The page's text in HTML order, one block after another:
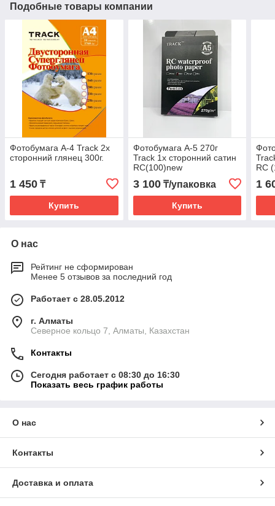
Подобные товары компании
Фотобумага А-4 Track 2х
сторонний глянец 300г.
1 450 ₸
Купить
Фотобумага А-5 270г
Track 1х сторонний сатин
RC(100)new
3 100₸/упаковка
Купить
RC
1
О нас
Рейтинг не сформирован
Менее 5 отзывов за последний год
Работает с 28.05.2012
г. Алматы
Северное кольцо 7, Алматы, Казахстан
Контакты
Сегодня работает с 08:30 до 16:30
Показать весь график работы
О нас
Контакты
Доставка и оплата